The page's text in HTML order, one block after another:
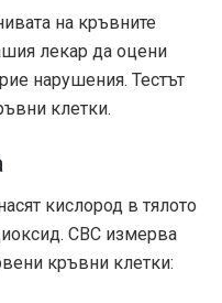
на кръвните
лекар да оцени
нарушения. Тестът
клетки.
кислород в тялото
CBC измерва
кръвни клетки: